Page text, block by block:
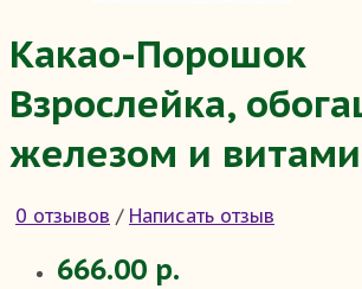
Какао-Порошок
Взрослейка,
железом и
0 отзывов / Написать отзыв
666.00 р.